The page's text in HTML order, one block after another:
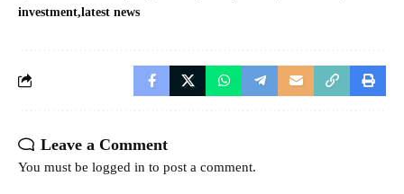
investment latest news
Leave a Comment
You must be logged in to post a comment.